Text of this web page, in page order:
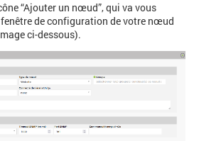
“Ajouter un nœud”, qui va vous
de configuration de votre nœud
ci-dessous).